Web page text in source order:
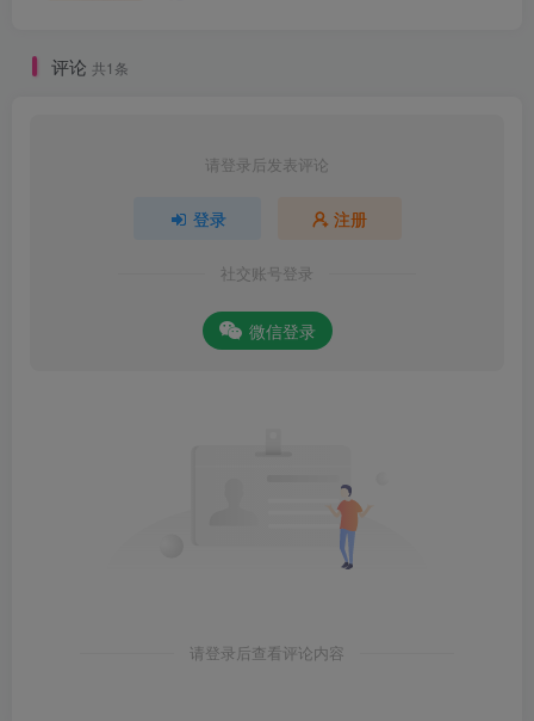
评论 共1条
请登录后发表评论
登录 注册
社交账号登录
微信登录
请登录后查看评论内容